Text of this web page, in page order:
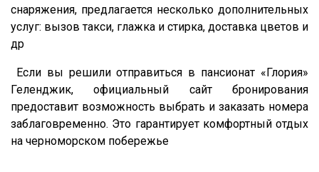
снаряжения, предлагается несколько дополнительных
услуг: вызов такси, глажка и стирка, доставка цветов и
др
Если вы решили отправиться в пансионат «Глория»
Геленджик, официальный сайт бронирования
предоставит возможность выбрать и заказать номера
заблаговременно. Это гарантирует комфортный отдых
на черноморском побережье